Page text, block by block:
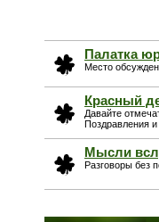
Палатка
Место
Красный
Давайте
Поздравления и
Мысли
Разговоры без